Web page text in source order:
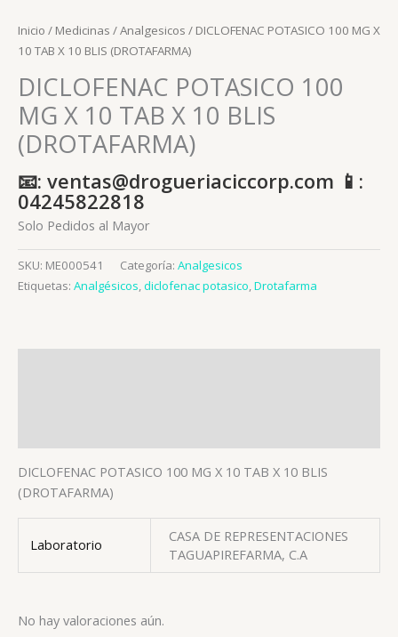
Inicio / Medicinas /Analgesicos / DICLOFENAC POTASICO 100 MG X
10 TAB X 10 BLIS (DROTAFARMA)
DICLOFENAC POTASICO 100
MG X 10 TAB X 10 BLIS
(DROTAFARMA)
📧: ventas@drogueriaciccorp.com 📱:
04245822818
Solo Pedidos al Mayor
SKU: ME000541 Categoría: Analgesicos
Etiquetas: Analgésicos,diclofenac potasico,Drotafarma
DICLOFENAC POTASICO 100 MG X 10 TAB X 10 BLIS
(DROTAFARMA)
Laboratorio
CASA DE REPRESENTACIONES
TAGUAPIREFARMA, C.A
No hay valoraciones aún.